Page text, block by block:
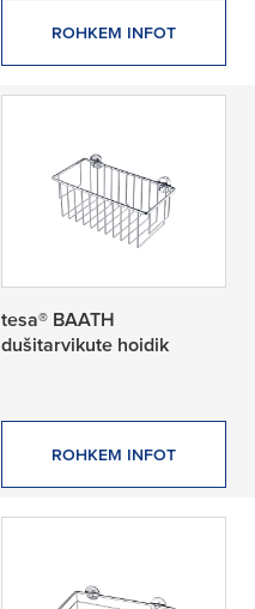
ROHKEM INFOT
tesa® BAATH
dušitarvikute hoidik
ROHKEM INFOT